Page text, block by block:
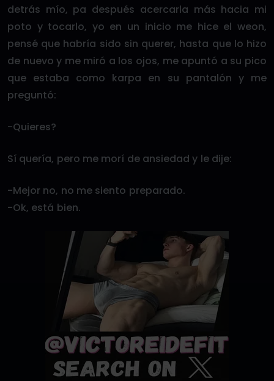
detrás mío, pa después acercarla más hacia mi
poto y tocarlo, yo en un inicio me hice el weon,
pensé que habría sido sin querer, hasta que lo hizo
de nuevo y me miró a los ojos, me apuntó a su pico
que estaba como karpa en su pantalón y me
preguntó:
-Quieres?
Sí quería, pero me morí de ansiedad y le dije:
-Mejor no, no me siento preparado.
-Ok, está bien.